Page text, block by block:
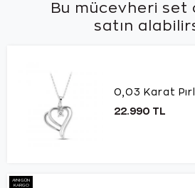
Bu mücevheri set
satın
0,03 Karat
22.990 TL
AYNI GÜN
KARGO